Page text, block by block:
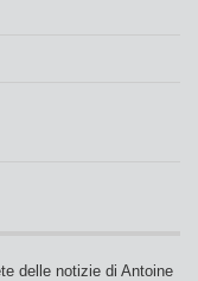
delle notizie di Antoine